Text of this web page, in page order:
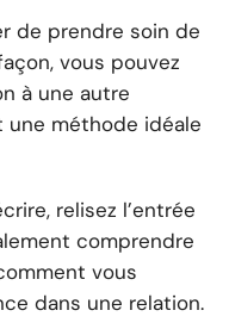
de prendre soin de
vous pouvez
à une autre
une méthode idéale
relisez l’entrée
comprendre
vous
dans une relation.